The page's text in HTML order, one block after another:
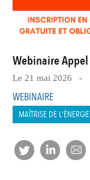
Webinaire Appel
Le 21 mai 2026 -
WEBINAIRE
MAÎTRISE DE L'ÉNERGIE